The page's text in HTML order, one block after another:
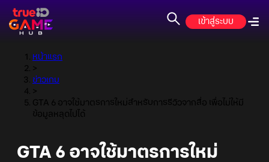
เข้าสู่ระบบ
หน้าแรก
>
ข่าวเกม
>
GTA 6 อาจใช้มาตรการใหม่สำหรับการรีวิวจากสื่อ เพื่อไม่ให้มี
ข้อมูลหลุดไปได้
GTA 6 อาจใช้มาตรการใหม่